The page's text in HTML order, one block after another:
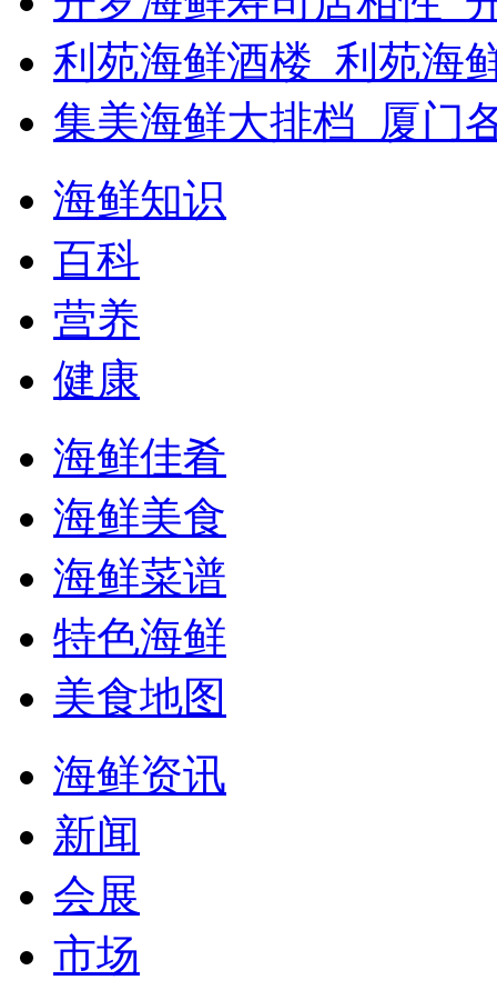
利苑海鲜酒楼_利苑海
集美海鲜大排档_厦门
海鲜知识
百科
营养
健康
海鲜佳肴
海鲜美食
海鲜菜谱
特色海鲜
美食地图
海鲜资讯
新闻
会展
市场